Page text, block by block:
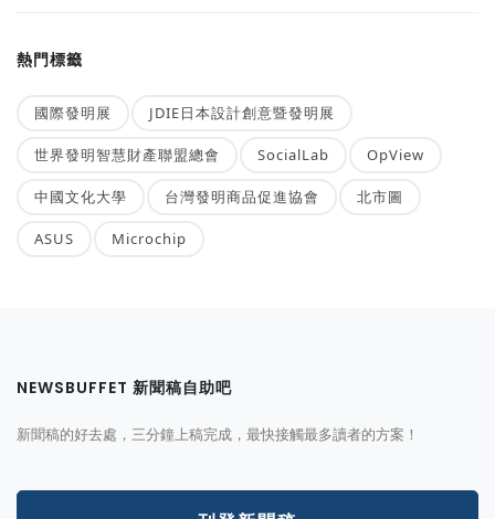
熱門標籤
國際發明展 JDIE日本設計創意暨發明展
世界發明智慧財產聯盟總會 SocialLab OpView
中國文化大學 台灣發明商品促進協會 北市圖
ASUS Microchip
NEWSBUFFET 新聞稿自助吧
新聞稿的好去處，三分鐘上稿完成，最快接觸最多讀者的方案！